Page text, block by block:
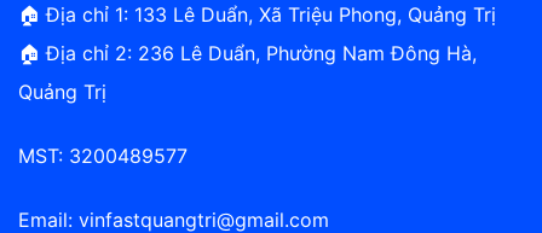
🏠 Địa chỉ 1: 133 Lê Duẩn, Xã Triệu Phong, Quảng Trị
🏠 Địa chỉ 2: 236 Lê Duẩn, Phường Nam Đông Hà,
Quảng Trị
MST: 3200489577
Email: vinfastquangtri@gmail.com